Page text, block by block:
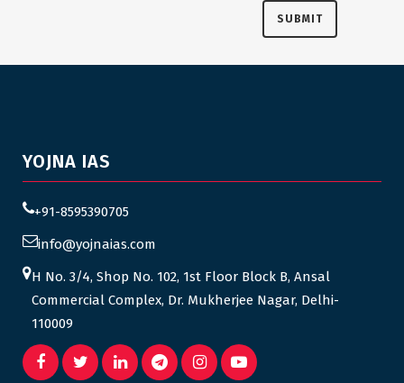
YOJNA IAS
+91-8595390705
info@yojnaias.com
H No. 3/4, Shop No. 102, 1st Floor Block B, Ansal
Commercial Complex, Dr. Mukherjee Nagar, Delhi-
110009